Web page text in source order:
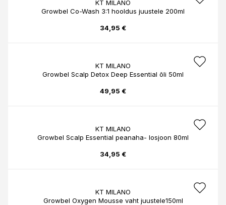
KT MILANO
Growbel Co-Wash 3:1 hooldus juustele 200ml
34,95 €
KT MILANO
Growbel Scalp Detox Deep Essential õli 50ml
49,95 €
KT MILANO
Growbel Scalp Essential peanaha- losjoon 80ml
34,95 €
KT MILANO
Growbel Oxygen Mousse vaht juustele150ml